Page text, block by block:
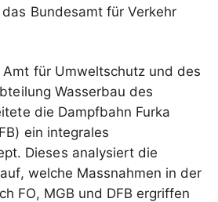
Bundesamt für Verkehr
für Umweltschutz und des
Wasserbau des
die Dampfbahn Furka
ein integrales
Dieses analysiert die
welche Massnahmen in der
FO, MGB und DFB ergriffen